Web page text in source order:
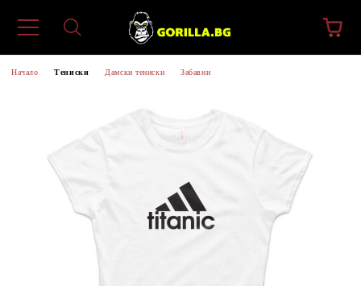
Начало Тениски Дамски тениски Забавни